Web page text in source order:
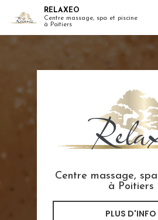
RELAXEO
Centre massage, spa et piscine
à Poitiers
Centre massage,
à Poitiers
PLUS D'INFO